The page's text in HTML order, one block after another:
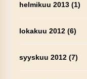
helmikuu 2013(1)
lokakuu 2012(6)
syyskuu 2012(7)